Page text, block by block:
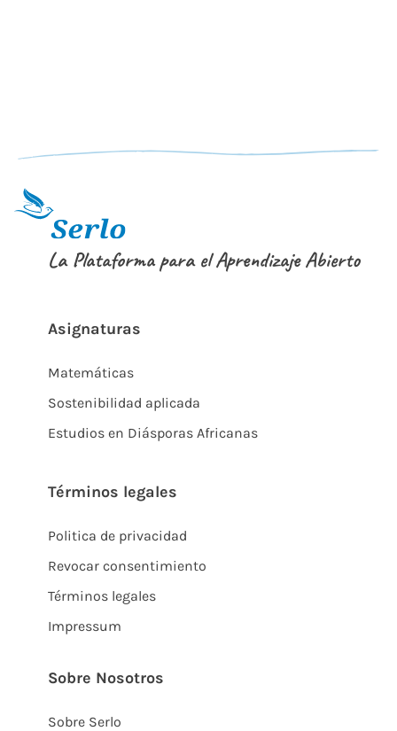
La Plataforma para el Aprendizaje Abierto
Asignaturas
Matemáticas
Sostenibilidad aplicada
Estudios en Diásporas Africanas
Términos legales
Politica de privacidad
Revocar consentimiento
Términos legales
Impressum
Sobre Nosotros
Sobre Serlo